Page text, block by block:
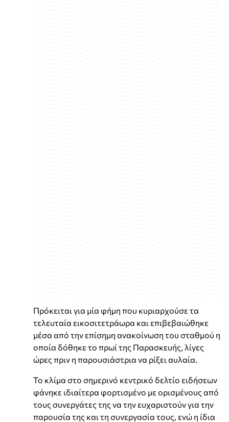
Πρόκειται για μία φήμη που κυριαρχούσε τα
τελευταία εικοσιτετράωρα και επιβεβαιώθηκε
μέσα από την επίσημη ανακοίνωση του σταθμού η
οποία δόθηκε το πρωί της Παρασκευής, λίγες
ώρες πριν η παρουσιάστρια να ρίξει αυλαία.
Το κλίμα στο σημερινό κεντρικό δελτίο ειδήσεων
φάνηκε ιδιαίτερα φορτισμένο με ορισμένους από
τους συνεργάτες της να την ευχαριστούν για την
παρουσία της και τη συνεργασία τους, ενώ η ίδια